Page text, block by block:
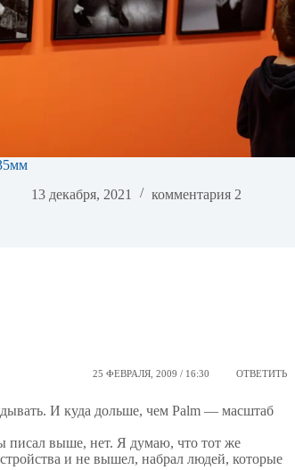
13 декабря, 2021
комментария 2
25 ФЕВРАЛЯ, 2009 / 16:30 ОТВЕТИТЬ
И куда дольше, чем Palm — масштаб
писал выше, нет. Я думаю, что тот же
и не вышел, набрал людей, которые